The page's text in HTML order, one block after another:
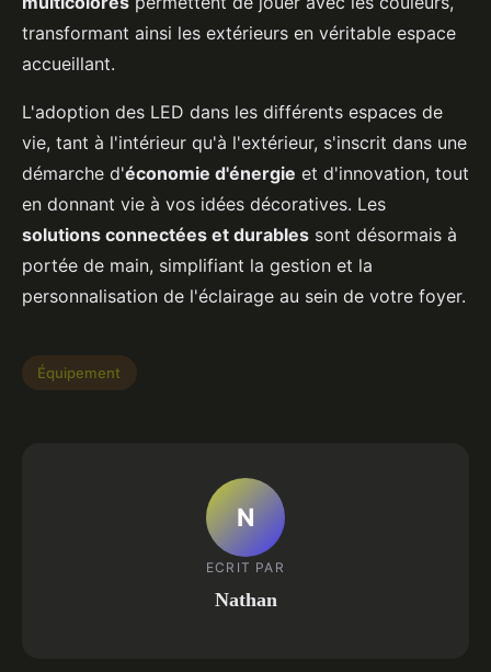
transformant ainsi les extérieurs en véritable espace
accueillant.
L'adoption des LED dans les différents espaces de
vie, tant à l'intérieur qu'à l'extérieur, s'inscrit dans une
démarche d'économie d'énergie et d'innovation, tout
en donnant vie à vos idées décoratives. Les
solutions connectées et durables sont désormais à
portée de main, simplifiant la gestion et la
personnalisation de l'éclairage au sein de votre foyer.
Équipement
N
ECRIT PAR
Nathan